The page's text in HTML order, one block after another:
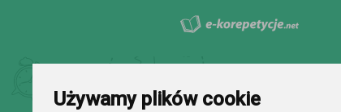
Używamy plików cookie